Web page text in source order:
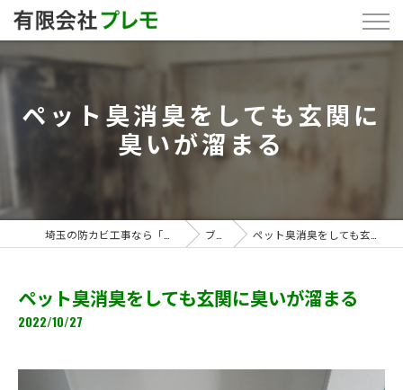
ペット臭消臭をしても玄関に
臭いが溜まる
ブログ ペット臭消臭をしても玄関に臭いが溜まる
ペット臭消臭をしても玄関に臭いが溜まる
2022/10/27